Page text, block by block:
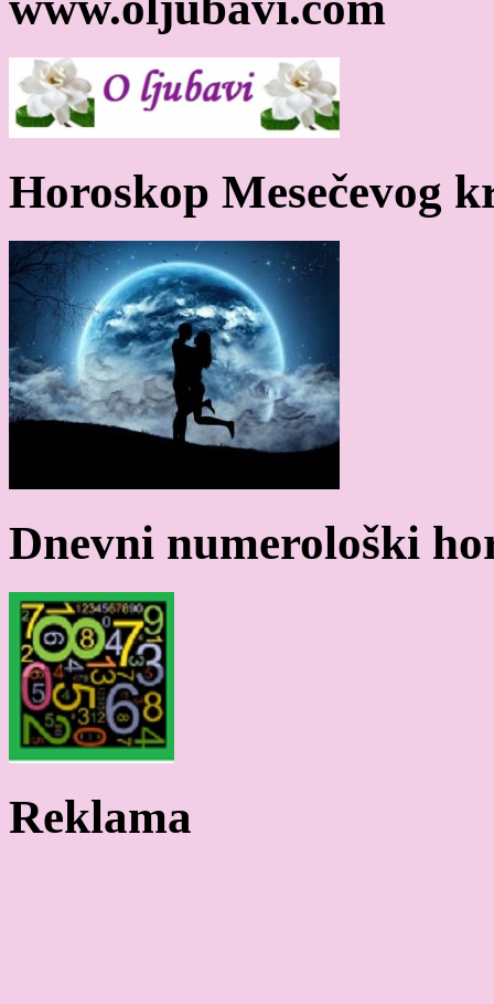
Horoskop Mesečevog
Dnevni numerološki
Reklama